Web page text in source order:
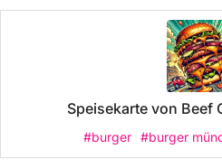
Speisekarte von Beef
#burger #burger